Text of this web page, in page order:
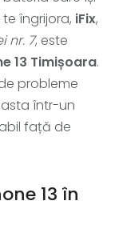
îngrijora, iFix,
nr. 7, este
13 Timișoara.
probleme
într-un
față de
13 în